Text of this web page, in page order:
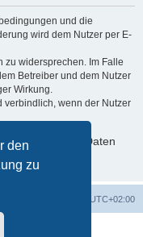
den
zu
und die
wird dem Nutzer per E-
zu widersprechen. Im Falle
Betreiber und dem Nutzer
Wirkung.
verbindlich, wenn der Nutzer
persönlichen Daten
UTC+02:00
phpBB Limited